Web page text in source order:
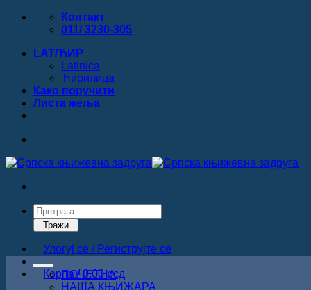
Прескочи
Контакт
011/ 3230-305
LAT/ЋИР
Latinica
Ћирилица
Како поручити
Листa жеља
Products
search
Тражи
Улогуј се / Региструјте се
Корпа /0.00рсд
ПОЧЕТНА
НАША КЊИЖАРА